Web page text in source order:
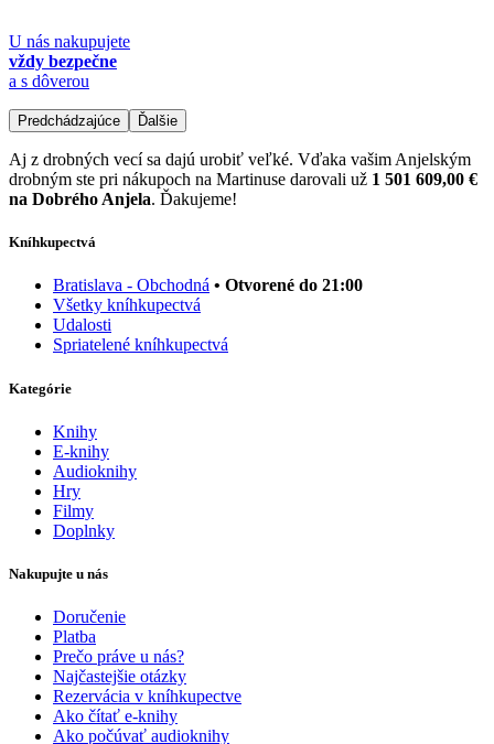
U nás nakupujete
vždy bezpečne
a s dôverou
Predchádzajúce Ďalšie
Aj z drobných vecí sa dajú urobiť veľké. Vďaka vašim Anjelským
drobným ste pri nákupoch na Martinuse darovali už 1 501 609,00 €
na Dobrého Anjela. Ďakujeme!
Kníhkupectvá
Bratislava - Obchodná • Otvorené do 21:00
Všetky kníhkupectvá
Udalosti
Spriatelené kníhkupectvá
Kategórie
Knihy
E-knihy
Audioknihy
Hry
Filmy
Doplnky
Nakupujte u nás
Doručenie
Platba
Prečo práve u nás?
Najčastejšie otázky
Rezervácia v kníhkupectve
Ako čítať e-knihy
Ako počúvať audioknihy